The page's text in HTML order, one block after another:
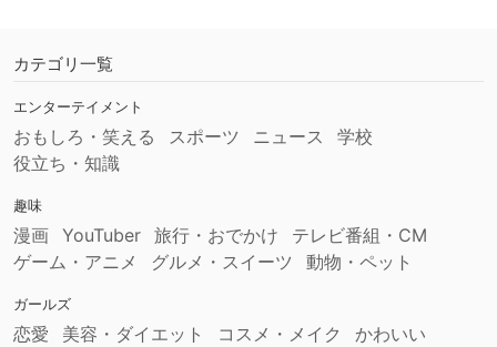
カテゴリ一覧
エンターテイメント
おもしろ・笑える スポーツ ニュース
学校
役立ち・知識
趣味
漫画 YouTuber 旅行・おでかけ
テレビ番組・CM
ゲーム・アニメ
グルメ・スイーツ 動物・ペット
ガールズ
恋愛 美容・ダイエット コスメ・メイク かわいい